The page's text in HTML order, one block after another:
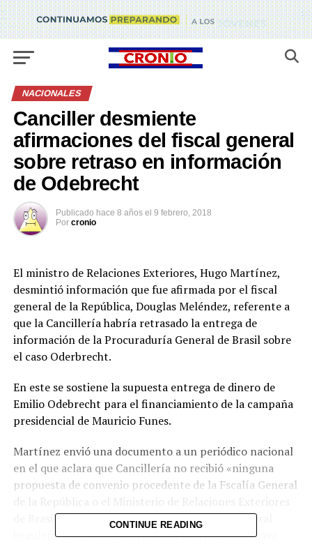
NACIONALES
Canciller desmiente
afirmaciones del fiscal general
sobre retraso en información
de Odebrecht
Publicado hace 8 años el 9 febrero, 2018
Por cronio
El ministro de Relaciones Exteriores, Hugo Martínez,
desmintió información que fue afirmada por el fiscal
general de la República, Douglas Meléndez, referente a
que la Cancillería habría retrasado la entrega de
información de la Procuraduría General de Brasil sobre
el caso Oderbrecht.
En este se sostiene la supuesta entrega de dinero de
Emilio Odebrecht para el financiamiento de la campaña
presidencial de Mauricio Funes.
Martínez envió una documento a un periódico nacional
en el que aclara que Cancillería no recibió «ninguna
propuesta de convenio procedente de la Fscalía General
de Brasil» que permitiera a la Procuraduría General
brasileña compartir información sobre el caso «Lava
CONTINUE READING